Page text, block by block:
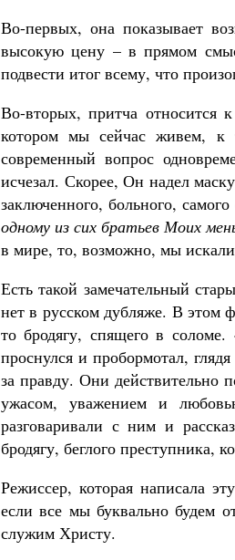
Во-первых, она показывает
высокую цену – в прямом
подвести итог всему, что
Во-вторых, притча относится
котором мы сейчас живем, к
современный вопрос
исчезал. Скорее, Он надел
заключенного, больного,
одному из сих братьев Моих
в мире, то, возможно, мы искали
Есть такой замечательный
нет в русском дубляже. В этом
то бродягу, спящего в
проснулся и пробормотал,
за правду. Они действительно
ужасом, уважением и
разговаривали с ним и
бродягу, беглого преступника,
Режиссер, которая написала
если все мы буквально будем
служим Христу.